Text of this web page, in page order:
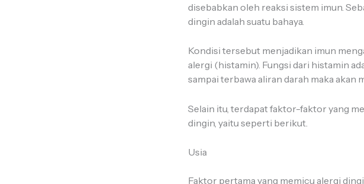
disebabkan oleh reaksi sistem imun.
dingin adalah suatu bahaya.
Kondisi tersebut menjadikan imun
alergi (histamin). Fungsi dari histamin
sampai terbawa aliran darah maka akan
Selain itu, terdapat faktor-faktor yang
dingin, yaitu seperti berikut.
Usia
Faktor pertama yang memicu alergi